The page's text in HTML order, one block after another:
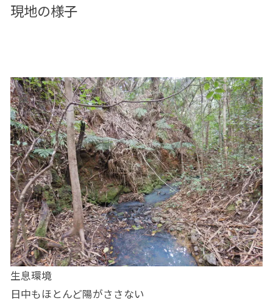
現地の様子
生息環境
日中もほとんど陽がささない